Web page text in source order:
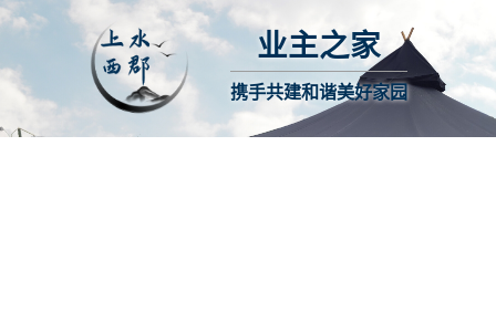
业主之家
携手共建和谐美好家园